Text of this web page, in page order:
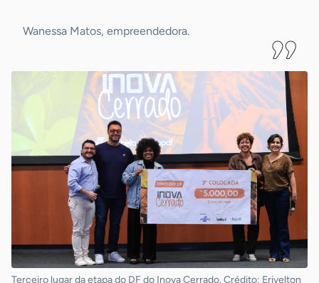
Wanessa Matos, empreendedora.
Terceiro lugar da etapa do DF do Inova Cerrado. Crédito: Erivelton